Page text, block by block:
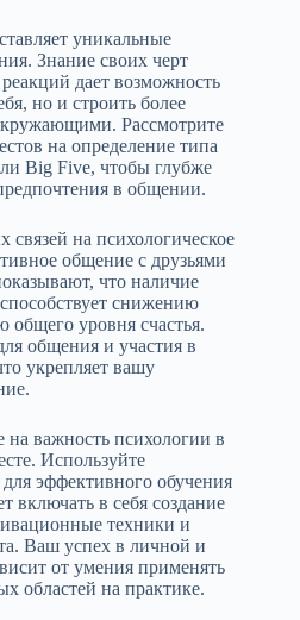
уникальные
Знание своих черт
дает возможность
но и строить более
Рассмотрите
на определение типа
Big Five, чтобы глубже
в общении.
на психологическое
общение с друзьями
что наличие
снижению
уровня счастья.
общения и участия в
укрепляет вашу
важность психологии в
Используйте
эффективного обучения
включать в себя создание
техники и
Ваш успех в личной и
от умения применять
областей на практике.